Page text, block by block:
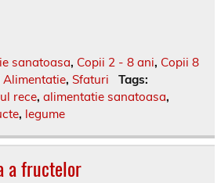
sanatoasa, Copii 2 - 8 ani, Copii 8
Alimentatie, Sfaturi
Tags:
rece, alimentatie sanatoasa,
, legume
a fructelor